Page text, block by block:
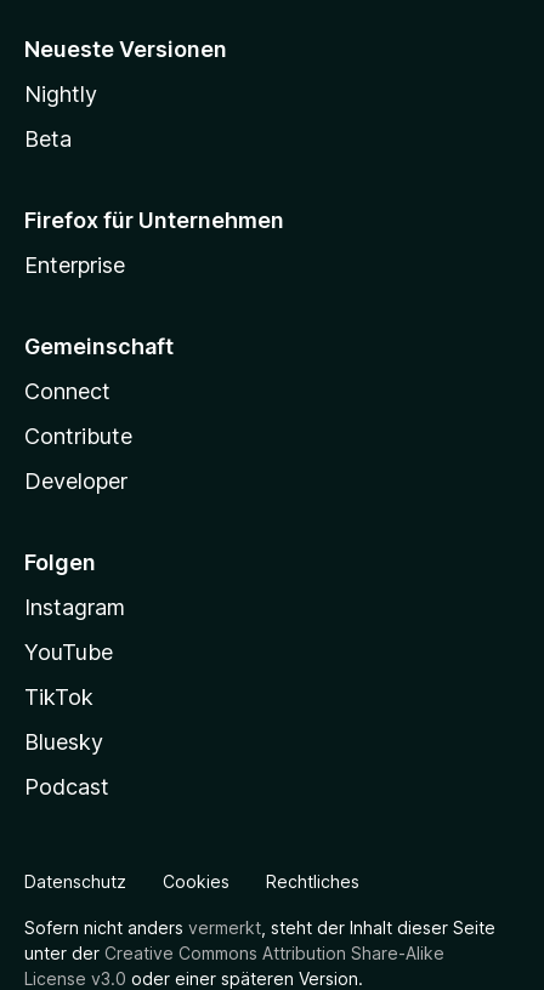
Neueste Versionen
Nightly
Beta
Firefox für Unternehmen
Enterprise
Gemeinschaft
Connect
Contribute
Developer
Folgen
Instagram
YouTube
TikTok
Bluesky
Podcast
Datenschutz Cookies Rechtliches
Sofern nicht anders vermerkt , steht der Inhalt dieser Seite
unter der Creative Commons Attribution Share-Alike
License v3.0 oder einer späteren Version.